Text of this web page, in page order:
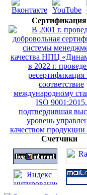
Сертификация
Счетчики